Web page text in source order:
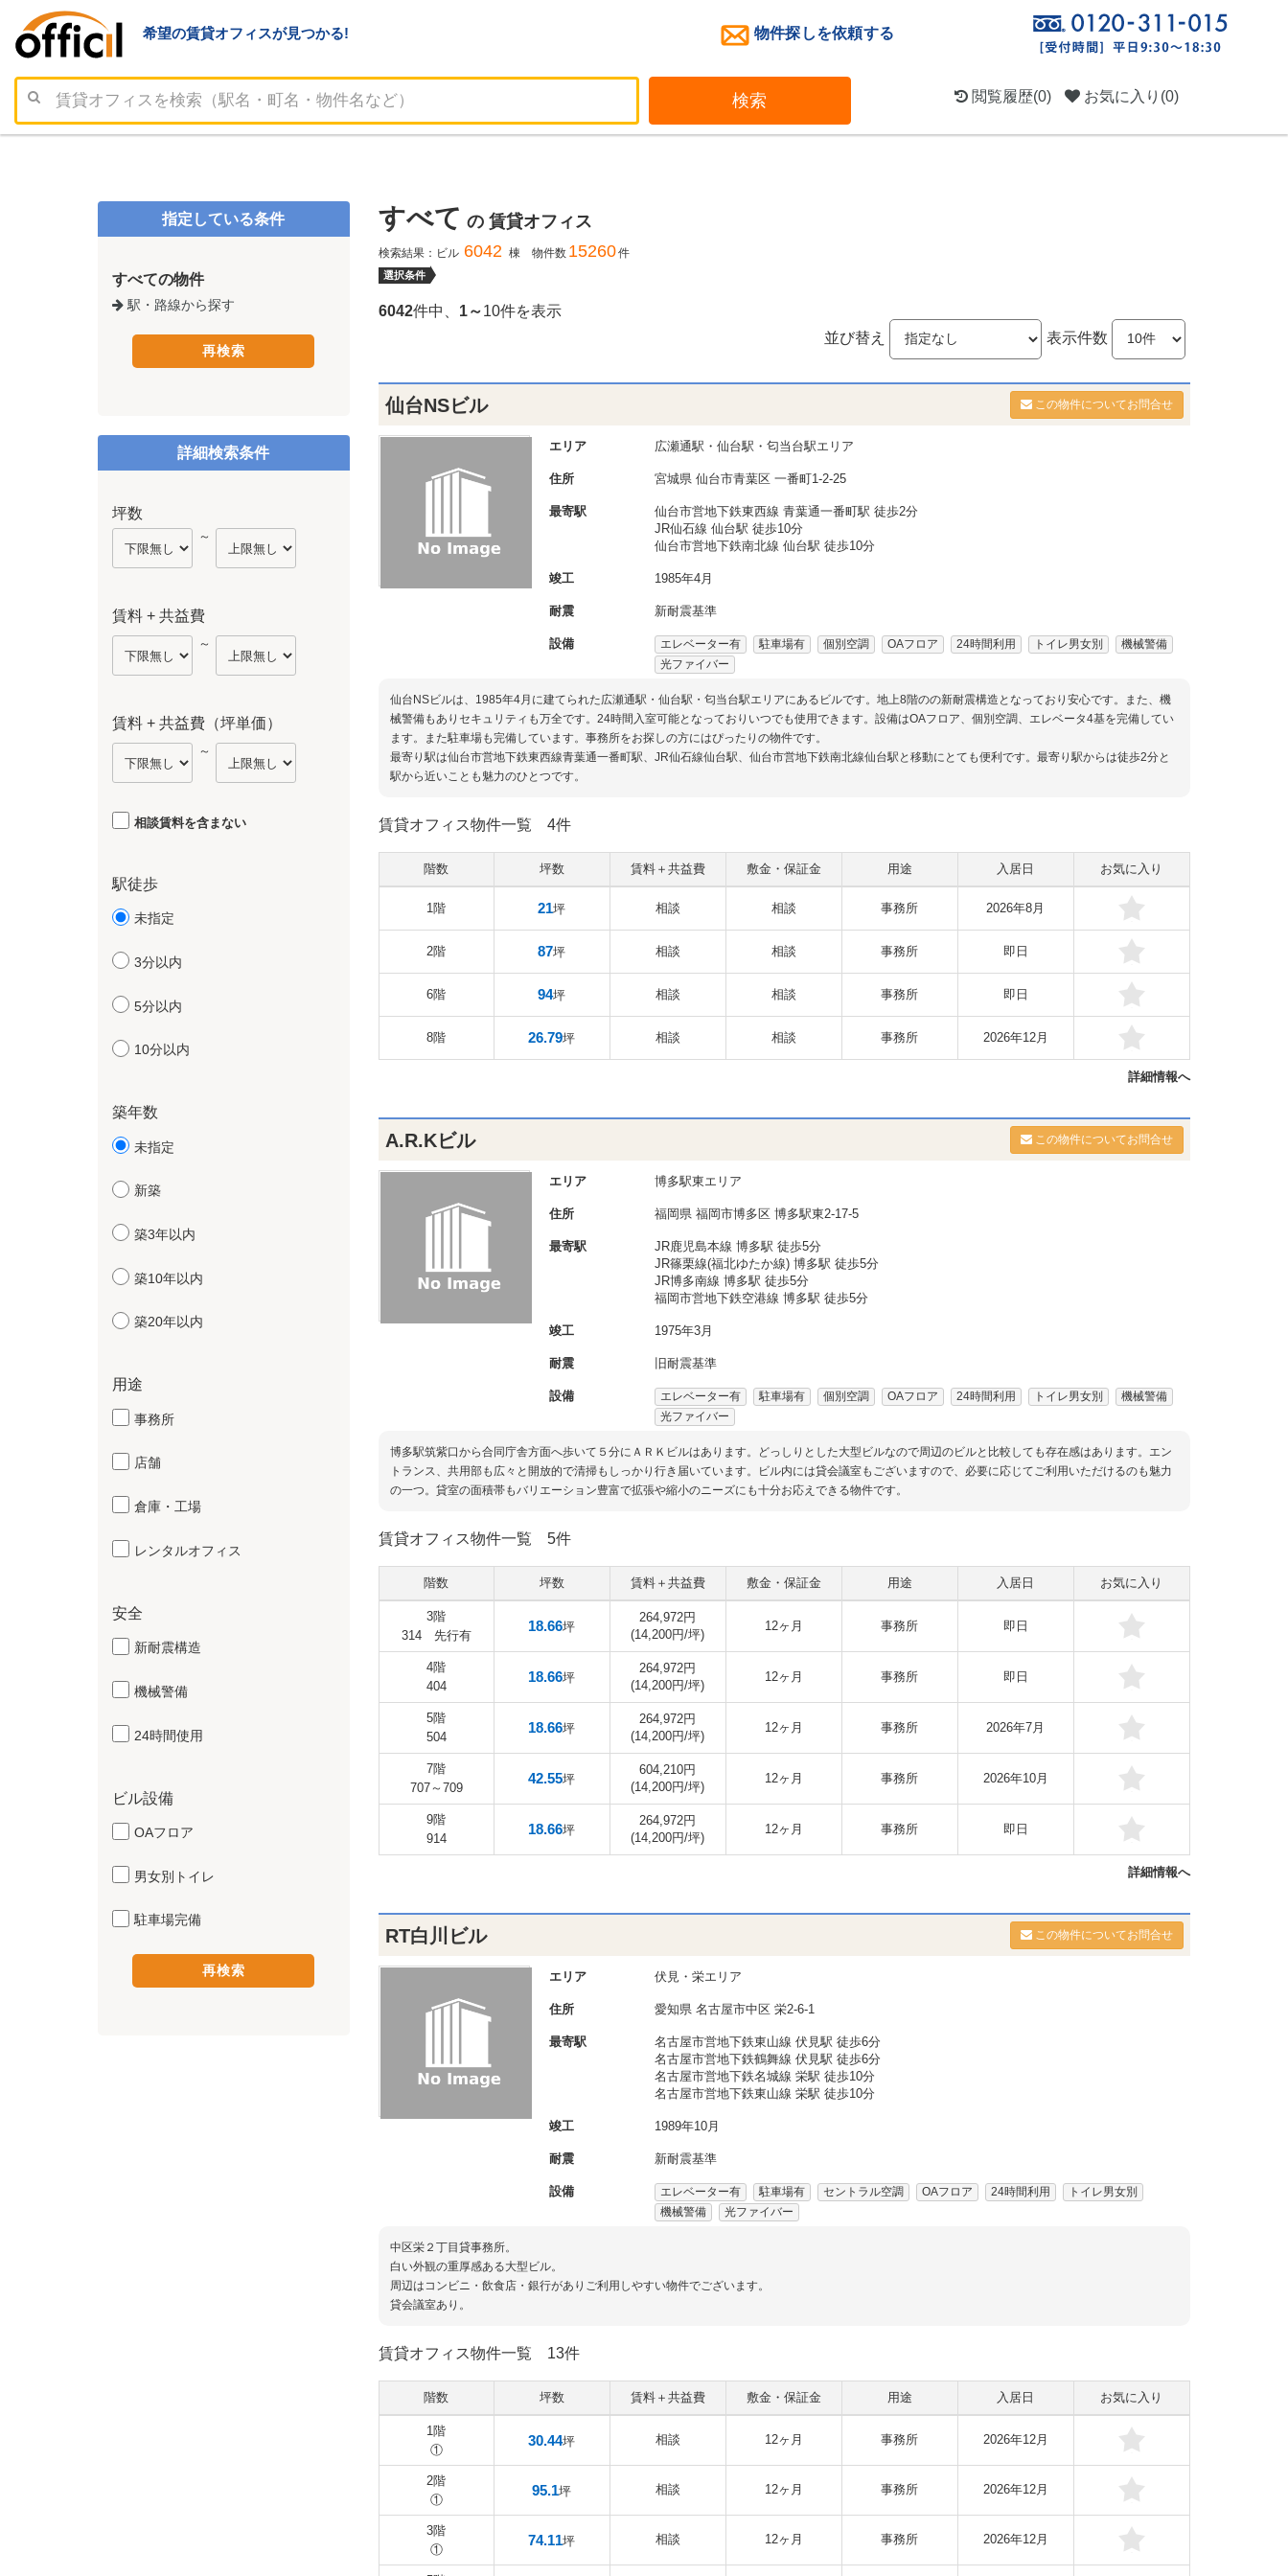
希望の賃貸オフィスが見つかる! 物件探しを依頼する
検索 閲覧履歴(0) お気に入り (0)
すべて の 賃貸オフィス
検索結果：ビル 6042 棟 物件数 15260件
選択条件
6042件中、 1～10件を表示
表示件数
並び替え
仙台NSビル この物件についてお問合せ
エリア 広瀬通駅・仙台駅・匂当台駅エリア
住所 宮城県 仙台市青葉区一番町1-2-25
最寄駅
仙台市営地下鉄東西線 青葉通一番町駅 徒歩2分
JR仙石線 仙台駅 徒歩10分
仙台市営地下鉄南北線 仙台駅 徒歩10分
竣工 1985年4月
耐震 新耐震基準
設備 エレベーター有 駐車場有 個別空調 OAフロア 24時間利用 トイレ男女別
機械警備
光ファイバー
仙台NSビルは、1985年4月に建てられた広瀬通駅・仙台駅・匂当台駅エリアにあるビルです。地上8階のの新耐震構造となっており安心です。また、機
械警備もありセキュリティも万全です。24時間入室可能となっておりいつでも使用できます。設備はOAフロア、個別空調、エレベータ4基を完備してい
ます。また駐車場も完備しています。事務所をお探しの方にはぴったりの物件です。
最寄り駅は仙台市営地下鉄東西線青葉通一番町駅、JR仙石線仙台駅、仙台市営地下鉄南北線仙台駅と移動にとても便利です。最寄り駅からは徒歩2分と
駅から近いことも魅力のひとつです。
賃貸オフィス物件一覧 4件
階数 坪数 賃料＋共益費 敷金・保証金 用途 入居日 お気に入り
1階 21坪 相談 相談 事務所 2026年8月
2階 87坪 相談 相談 事務所 即日
6階 94坪 相談 相談 事務所 即日
8階 26.79坪 相談 相談 事務所 2026年12月
詳細情報へ
A.R.Kビル この物件についてお問合せ
エリア 博多駅東エリア
住所 福岡県 福岡市博多区博多駅東2-17-5
最寄駅
JR鹿児島本線 博多駅 徒歩5分
JR篠栗線(福北ゆたか線) 博多駅 徒歩5分
JR博多南線 博多駅 徒歩5分
福岡市営地下鉄空港線 博多駅 徒歩5分
竣工 1975年3月
耐震 旧耐震基準
設備 エレベーター有 駐車場有 個別空調 OAフロア 24時間利用 トイレ男女別
機械警備
光ファイバー
博多駅筑紫口から合同庁舎方面へ歩いて５分にＡＲＫビルはあります。どっしりとした大型ビルなので周辺のビルと比較しても存在感はあります。エン
トランス、共用部も広々と開放的で清掃もしっかり行き届いています。ビル内には貸会議室もございますので、必要に応じてご利用いただけるのも魅力
の一つ。貸室の面積帯もバリエーション豊富で拡張や縮小のニーズにも十分お応えできる物件です。
賃貸オフィス物件一覧 5件
階数 坪数 賃料＋共益費 敷金・保証金 用途 入居日 お気に入り
3階
314 先行有
18.66坪
264,972円
(14,200円/坪)
12ヶ月 事務所 即日
4階
404
18.66坪
264,972円
(14,200円/坪)
12ヶ月 事務所 即日
5階
504
18.66坪
264,972円
(14,200円/坪)
12ヶ月 事務所 2026年7月
7階
707～709
42.55坪
604,210円
(14,200円/坪)
12ヶ月 事務所 2026年10月
9階
914
18.66坪
264,972円
(14,200円/坪)
12ヶ月 事務所 即日
詳細情報へ
RT白川ビル この物件についてお問合せ
エリア 伏見・栄エリア
住所 愛知県 名古屋市中区栄2-6-1
最寄駅
名古屋市営地下鉄東山線 伏見駅 徒歩6分
名古屋市営地下鉄鶴舞線 伏見駅 徒歩6分
名古屋市営地下鉄名城線 栄駅 徒歩10分
名古屋市営地下鉄東山線 栄駅 徒歩10分
竣工 1989年10月
耐震 新耐震基準
設備 エレベーター有 駐車場有 セントラル空調 OAフロア 24時間利用
トイレ男女別
機械警備
光ファイバー
中区栄２丁目貸事務所。
白い外観の重厚感ある大型ビル。
周辺はコンビニ・飲食店・銀行がありご利用しやすい物件でございます。
貸会議室あり。
賃貸オフィス物件一覧 13件
階数 坪数 賃料＋共益費 敷金・保証金 用途 入居日 お気に入り
1階
①
30.44坪 相談 12ヶ月 事務所 2026年12月
2階
①
95.1坪 相談 12ヶ月 事務所 2026年12月
3階
①
74.11坪 相談 12ヶ月 事務所 2026年12月
指定している条件
すべての物件
駅・路線から探す
詳細検索条件
坪数
～
賃料 + 共益費
～
賃料 + 共益費（坪単価）
～
相談賃料を含まない
駅徒歩
未指定
3分以内
5分以内
10分以内
築年数
未指定
新築
築3年以内
築10年以内
築20年以内
用途
事務所
店舗
倉庫・工場
レンタルオフィス
安全
新耐震構造
機械警備
24時間使用
ビル設備
OAフロア
男女別トイレ
駐車場完備